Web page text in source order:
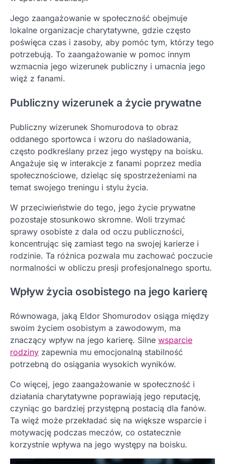
Jego zaangażowanie w społeczność obejmuje
lokalne organizacje charytatywne, gdzie często
poświęca czas i zasoby, aby pomóc tym, którzy tego
potrzebują. To zaangażowanie w pomoc innym
wzmacnia jego wizerunek publiczny i umacnia jego
więź z fanami.
Publiczny wizerunek a życie prywatne
Publiczny wizerunek Shomurodova to obraz
oddanego sportowca i wzoru do naśladowania,
często podkreślany przez jego występy na boisku.
Angażuje się w interakcje z fanami poprzez media
społecznościowe, dzieląc się spostrzeżeniami na
temat swojego treningu i stylu życia.
W przeciwieństwie do tego, jego życie prywatne
pozostaje stosunkowo skromne. Woli trzymać
sprawy osobiste z dala od oczu publiczności,
koncentrując się zamiast tego na swojej karierze i
rodzinie. Ta różnica pozwala mu zachować poczucie
normalności w obliczu presji profesjonalnego sportu.
Wpływ życia osobistego na jego karierę
Równowaga, jaką Eldor Shomurodov osiąga między
swoim życiem osobistym a zawodowym, ma
znaczący wpływ na jego karierę. Silne wsparcie
rodziny zapewnia mu emocjonalną stabilność
potrzebną do osiągania wysokich wyników.
Co więcej, jego zaangażowanie w społeczność i
działania charytatywne poprawiają jego reputację,
czyniąc go bardziej przystępną postacią dla fanów.
Ta więź może przekładać się na większe wsparcie i
motywację podczas meczów, co ostatecznie
korzystnie wpływa na jego występy na boisku.